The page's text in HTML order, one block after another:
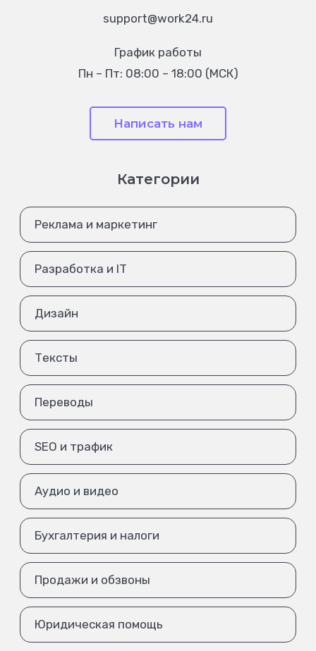
support@work24.ru
График работы
Пн – Пт: 08:00 – 18:00 (МСК)
Написать нам
Категории
Реклама и маркетинг
Разработка и IT
Дизайн
Тексты
Переводы
SEO и трафик
Аудио и видео
Бухгалтерия и налоги
Продажи и обзвоны
Юридическая помощь